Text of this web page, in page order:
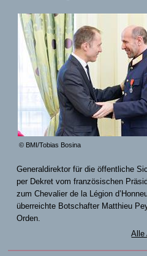
© BMI/Tobias Bosina
Generaldirektor für die öffentliche
per Dekret vom französischen
zum Chevalier de la Légion
überreichte Botschafter Matthieu
Orden.
Alle